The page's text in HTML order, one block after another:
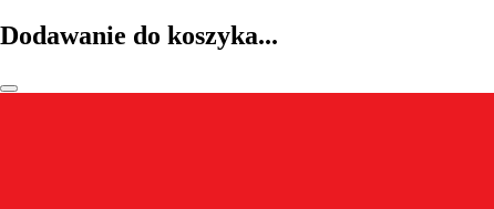
Dodawanie do koszyka...